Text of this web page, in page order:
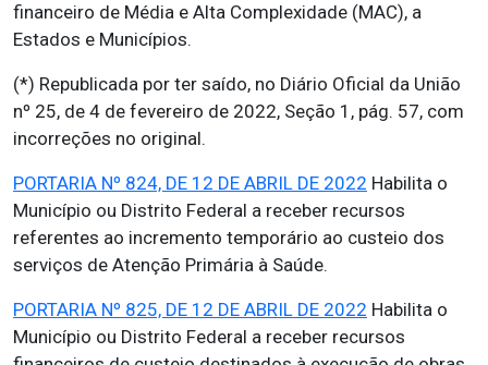
financeiro de Média e Alta Complexidade (MAC), a
Estados e Municípios.
(*) Republicada por ter saído, no Diário Oficial da União
nº 25, de 4 de fevereiro de 2022, Seção 1, pág. 57, com
incorreções no original.
PORTARIA Nº 824, DE 12 DE ABRIL DE 2022 Habilita o
Município ou Distrito Federal a receber recursos
referentes ao incremento temporário ao custeio dos
serviços de Atenção Primária à Saúde.
PORTARIA Nº 825, DE 12 DE ABRIL DE 2022 Habilita o
Município ou Distrito Federal a receber recursos